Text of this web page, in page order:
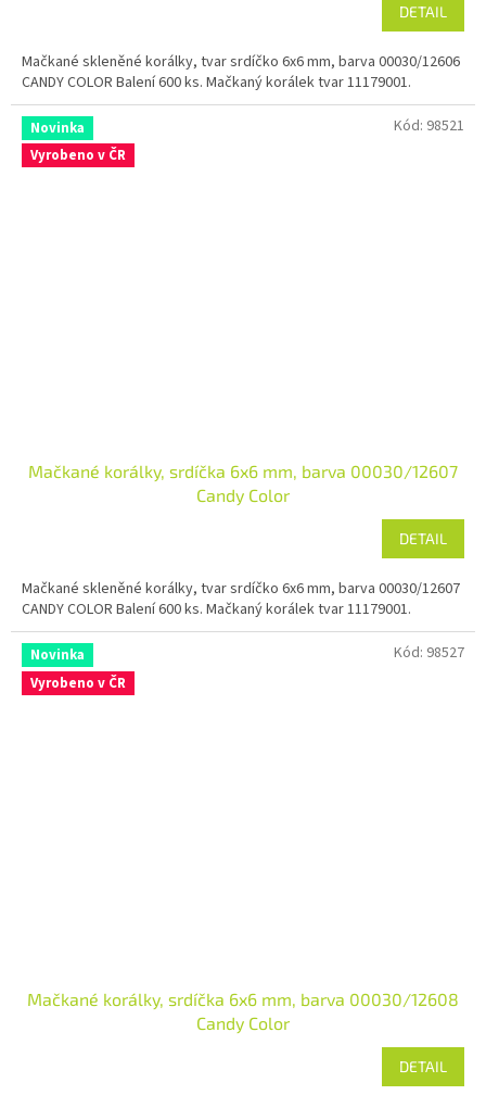
DETAIL
Mačkané skleněné korálky, tvar srdíčko 6x6 mm, barva 00030/12606
CANDY COLOR Balení 600 ks. Mačkaný korálek tvar 11179001.
Novinka
Vyrobeno v ČR
Mačkané korálky, srdíčka 6x6 mm, barva 00030/12607
Candy Color
DETAIL
Mačkané skleněné korálky, tvar srdíčko 6x6 mm, barva 00030/12607
CANDY COLOR Balení 600 ks. Mačkaný korálek tvar 11179001.
Kód: 98521
Novinka
Vyrobeno v ČR
Mačkané korálky, srdíčka 6x6 mm, barva 00030/12608
Candy Color
DETAIL
Kód: 98527